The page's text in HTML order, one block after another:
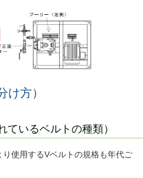
け方）
ているベルトの種類）
使用するVベルトの規格も年代ご